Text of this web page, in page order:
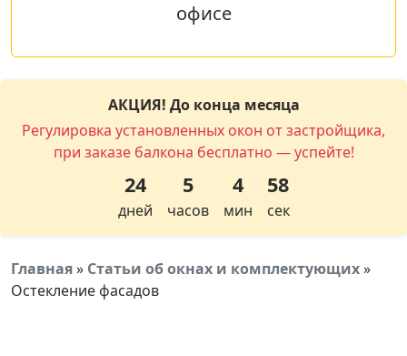
офисе
АКЦИЯ! До конца месяца
Регулировка установленных окон от застройщика,
при заказе балкона бесплатно — успейте!
24
дней
5
часов
4
мин
57
сек
Главная» Статьи об окнах и комплектующих»
Остекление фасадов